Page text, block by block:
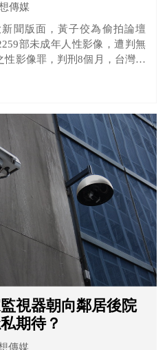
傳媒
聞版面，黃子佼為偷拍論壇
部未成年人性影像，遭判無
性影像罪，判刑8個月，台灣高
他在為復出鋪路。
視器朝向鄰居後院
期待？
傳媒